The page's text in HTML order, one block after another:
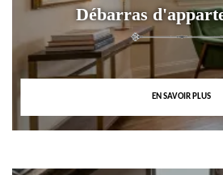
Débarras
EN SAVOIR PLUS